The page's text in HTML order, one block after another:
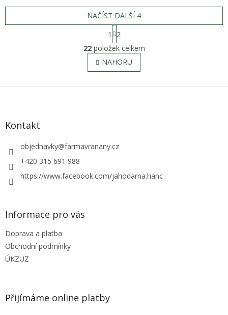
O
v
l
á
k
ý
NAČÍST DALŠÍ 4
S
t
r
á
n
k
v
1
2
22položek celkem
NAHORU
Z
Kontakt
objednavky@farmavranany.cz
+420 315 691 988
https://www.facebook.com/jahodarna.hanc
Informace pro vás
Doprava a platba
Obchodní podmínky
ÚKZUZ
Přijímáme online platby